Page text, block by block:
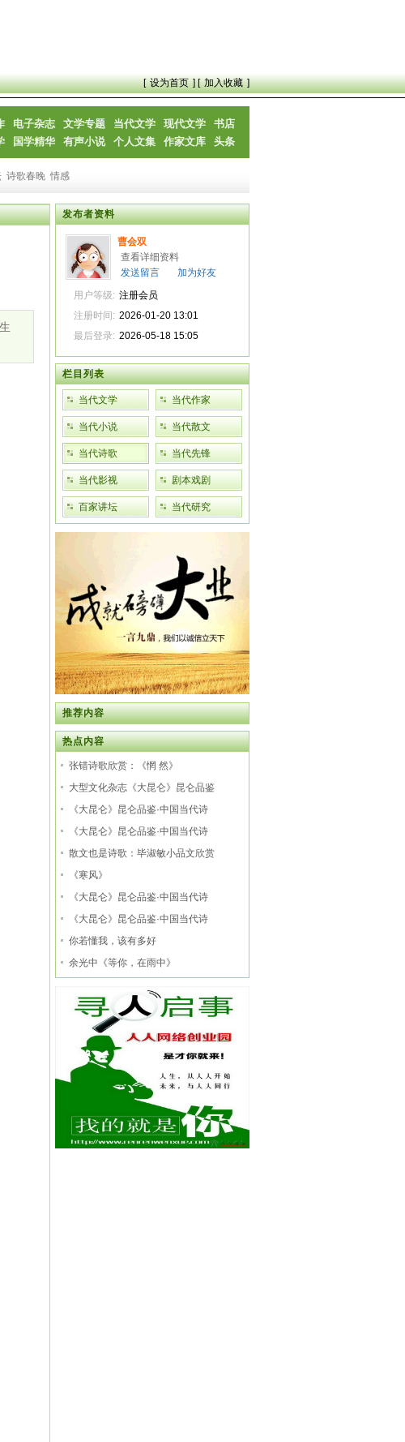
[ 设为首页 ] [ 加入收藏 ]
电子杂志 文学专题 当代文学 现代文学
书店
国学精华 有声小说 个人文集 作家文库 头条
诗歌春晚 情感
发布者资料
曹会双
查看详细资料
发送留言
加为好友
用户等级: 注册会员
注册时间: 2026-01-20 13:01
最后登录: 2026-05-18 15:05
栏目列表
当代文学 当代作家
当代小说 当代散文
当代诗歌 当代先锋
当代影视 剧本戏剧
百家讲坛 当代研究
推荐内容
热点内容
张错诗歌欣赏：《惘 然》
大型文化杂志《大昆仑》昆仑品鉴
《大昆仑》昆仑品鉴·中国当代诗
《大昆仑》昆仑品鉴·中国当代诗
散文也是诗歌：毕淑敏小品文欣赏
《寒风》
《大昆仑》昆仑品鉴·中国当代诗
《大昆仑》昆仑品鉴·中国当代诗
你若懂我，该有多好
余光中《等你，在雨中》